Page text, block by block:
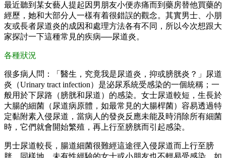
最近聽到某女藝人提起因男朋友小便赤痛而到藥房替他買藥的
經歷，她和大部分人一樣有着很錯誤的觀念。其實男士、小朋
友或長者尿道炎的成因和處理方法各有不同，所以今次想跟大
家探討一下這種常見的疾病──尿道炎。
各種狀況
很多病人問：「醫生，究竟我是尿道炎，抑或膀胱炎？」尿道
炎（Urinary tract infection）是泌尿系統受感染的一個統稱；一
般用於下尿路（膀胱和尿道）的感染。女士尿道較短，生長於
大腸的細菌（尿道病原體，如最常見的大腸桿菌）容易透過特
定黏附素入侵尿道，當病人的發炎反應未能及時消除所有細菌
時，它們就會開始繁殖，再上行至膀胱而引起感染。
男士尿道較長，腸道細菌很難經這途徑入侵尿道而上行至膀